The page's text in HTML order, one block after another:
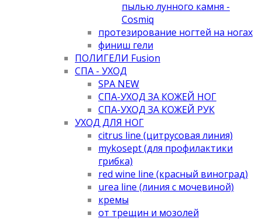
пылью лунного камня -
Cosmiq
протезирование ногтей на ногах
финиш гели
ПОЛИГЕЛИ Fusion
СПА - УХОД
SPA NEW
СПА-УХОД ЗА КОЖЕЙ НОГ
СПА-УХОД ЗА КОЖЕЙ РУК
УХОД ДЛЯ НОГ
citrus line (цитрусовая линия)
mykosept (для профилактики
грибка)
red wine line (красный виноград)
urea line (линия с мочевиной)
кремы
от трещин и мозолей